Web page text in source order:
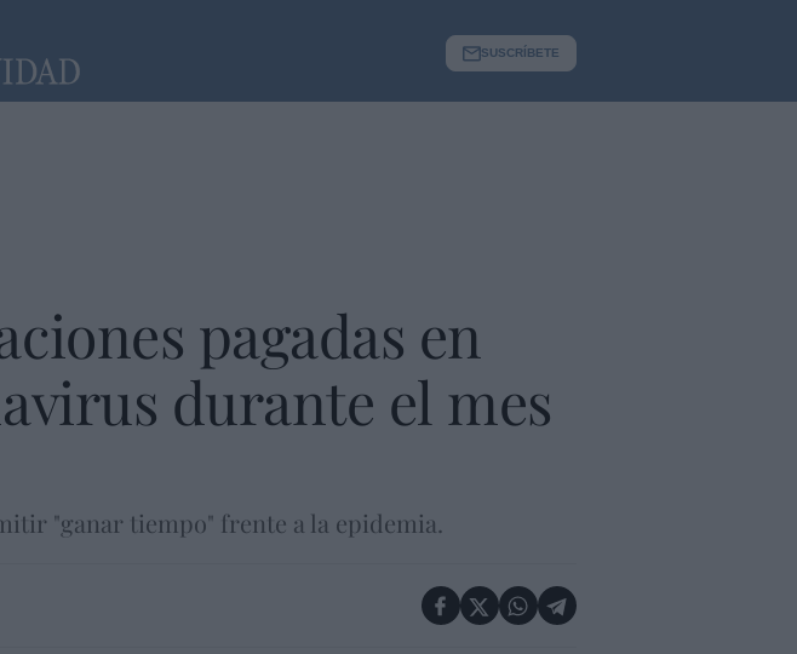
SUSCRÍBETE
pagadas en
durante el mes
"ganar tiempo" frente a la epidemia.